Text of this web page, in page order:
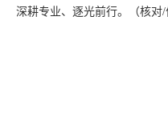
深耕专业、逐光前行。（核对/